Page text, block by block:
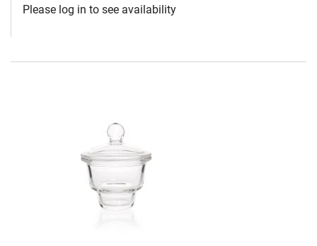
Please log in to see availability